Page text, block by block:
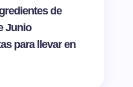
de
Junio
para llevar en